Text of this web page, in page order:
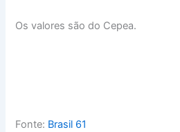
Os valores são do Cepea.
Fonte: Brasil 61